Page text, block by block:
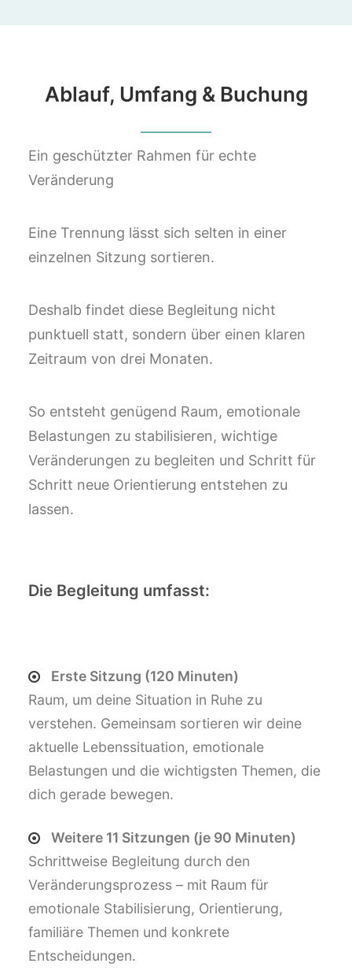
Ablauf, Umfang & Buchung
Ein geschützter Rahmen für echte
Veränderung
Eine Trennung lässt sich selten in einer
einzelnen Sitzung sortieren.
Deshalb findet diese Begleitung nicht
punktuell statt, sondern über einen klaren
Zeitraum von drei Monaten.
So entsteht genügend Raum, emotionale
Belastungen zu stabilisieren, wichtige
Veränderungen zu begleiten und Schritt für
Schritt neue Orientierung entstehen zu
lassen.
Die Begleitung umfasst:
Erste Sitzung (120 Minuten)
Raum, um deine Situation in Ruhe zu
verstehen. Gemeinsam sortieren wir deine
aktuelle Lebenssituation, emotionale
Belastungen und die wichtigsten Themen, die
dich gerade bewegen.
Weitere 11 Sitzungen (je 90 Minuten)
Schrittweise Begleitung durch den
Veränderungsprozess – mit Raum für
emotionale Stabilisierung, Orientierung,
familiäre Themen und konkrete
Entscheidungen.